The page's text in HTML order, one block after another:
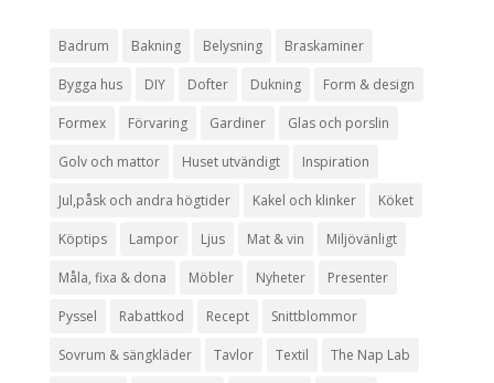
Badrum Bakning Belysning Braskaminer
Bygga hus DIY Dofter Dukning Form & design
Formex Förvaring Gardiner Glas och porslin
Golv och mattor Huset utvändigt Inspiration
Jul,påsk och andra högtider Kakel och klinker Köket
Köptips Lampor Ljus Mat & vin Miljövänligt
Måla, fixa & dona Möbler Nyheter Presenter
Pyssel Rabattkod Recept Snittblommor
Sovrum & sängkläder Tavlor Textil The Nap Lab